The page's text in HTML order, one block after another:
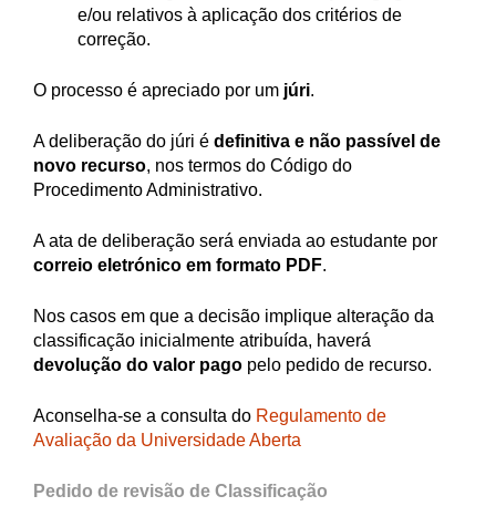
e/ou relativos à aplicação dos critérios de
correção.
O processo é apreciado por um júri.
A deliberação do júri é definitiva e não passível de
novo recurso, nos termos do Código do
Procedimento Administrativo.
A ata de deliberação será enviada ao estudante por
correio eletrónico em formato PDF.
Nos casos em que a decisão implique alteração da
classificação inicialmente atribuída, haverá
devolução do valor pago pelo pedido de recurso.
Aconselha-se a consulta do Regulamento de
Avaliação da Universidade Aberta
Pedido de revisão de Classificação